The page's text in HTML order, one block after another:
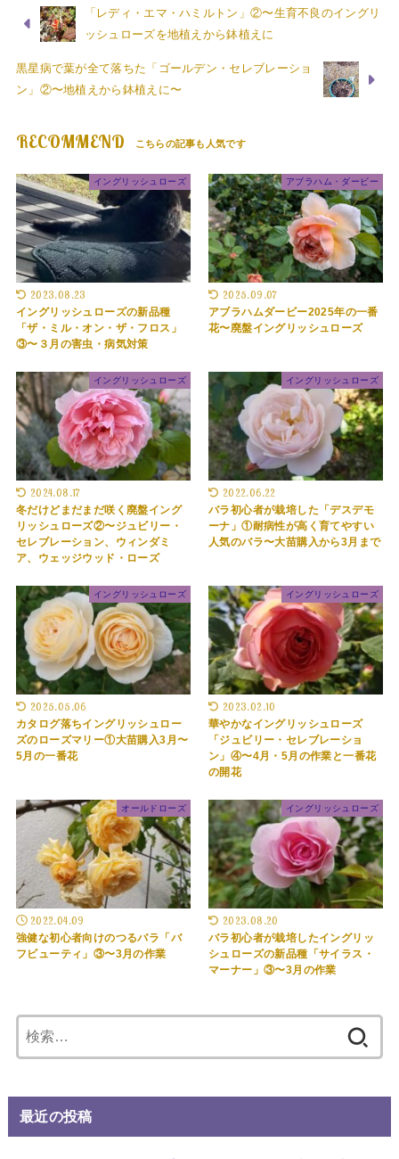
「レディ・エマ・ハミルトン」②〜生育不良のイングリ
ッシュローズを地植えから鉢植えに
黒星病で葉が全て落ちた「ゴールデン・セレブレーショ
ン」②〜地植えから鉢植えに〜
RECOMMEND
イングリッシュローズ
2023.08.23
イングリッシュローズの新品種
「ザ・ミル・オン・ザ・フロス」
③〜３月の害虫・病気対策
アブラハム・ダービー
2025.09.07
アブラハムダービー2025年の一番
花〜廃盤イングリッシュローズ
イングリッシュローズ
2024.08.17
冬だけどまだまだ咲く廃盤イング
リッシュローズ②〜ジュビリー・
セレブレーション、ウィンダミ
ア、ウェッジウッド・ローズ
イングリッシュローズ
2022.06.22
バラ初心者が栽培した「デスデモ
ーナ」①耐病性が高く育てやすい
人気のバラ〜大苗購入から3月まで
イングリッシュローズ
2025.05.06
カタログ落ちイングリッシュロー
ズのローズマリー①大苗購入3月〜
5月の一番花
イングリッシュローズ
2023.02.10
華やかなイングリッシュローズ
「ジュビリー・セレブレーショ
ン」④〜4月・5月の作業と一番花
の開花
オールドローズ
2022.04.09
強健な初心者向けのつるバラ「バ
フビューティ」③〜3月の作業
イングリッシュローズ
2023.08.20
バラ初心者が栽培したイングリッ
シュローズの新品種「サイラス・
マーナー」③〜3月の作業
索:
最近の投稿